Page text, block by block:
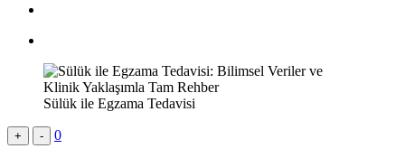
Sülük ile Egzama Tedavisi
+ - 0